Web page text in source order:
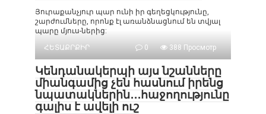
Յուրաքանչյուր պար ունի իր գեղեցկությունը,
շարժումները, որոնք էլ առանձնացնում են տվյալ
պարը մյուս-ներից:
ՀԵՏԱՔՐՔԻՐ
0 388 Просмотр
Կենդանակերպի այս նշանները
միանգամից չեն հասնում իրենց
նպատակներին․․․հաջողությունը
գալիս է ավելի ուշ